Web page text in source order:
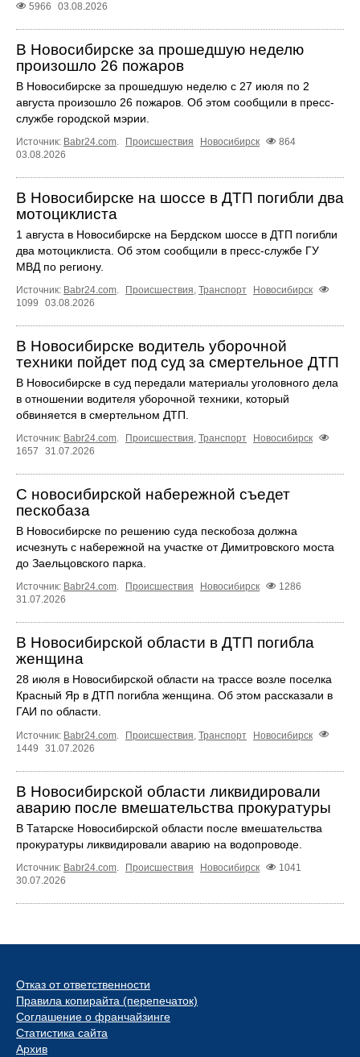
5966
03.08.2026
В Новосибирске за прошедшую неделю
произошло 26 пожаров
В Новосибирске за прошедшую неделю с 27 июля по 2
августа произошло 26 пожаров. Об этом сообщили в пресс-
службе городской мэрии.
Источник: Babr24.com. Происшествия Новосибирск
864
03.08.2026
В Новосибирске на шоссе в ДТП погибли два
мотоциклиста
1 августа в Новосибирске на Бердском шоссе в ДТП погибли
два мотоциклиста. Об этом сообщили в пресс-службе ГУ
МВД по региону.
Источник: Babr24.com. Происшествия, Транспорт
Новосибирск
1099
03.08.2026
В Новосибирске водитель уборочной
техники пойдет под суд за смертельное ДТП
В Новосибирске в суд передали материалы уголовного дела
в отношении водителя уборочной техники, который
обвиняется в смертельном ДТП.
Источник: Babr24.com. Происшествия, Транспорт
Новосибирск
1657
31.07.2026
С новосибирской набережной съедет
пескобаза
В Новосибирске по решению суда пескобоза должна
исчезнуть с набережной на участке от Димитровского моста
до Заельцовского парка.
Источник: Babr24.com. Происшествия Новосибирск
1286
31.07.2026
В Новосибирской области в ДТП погибла
женщина
28 июля в Новосибирской области на трассе возле поселка
Красный Яр в ДТП погибла женщина. Об этом рассказали в
ГАИ по области.
Источник: Babr24.com Происшествия Транспорт
Новосибирск
1449
31.07.2026
В Новосибирской области ликвидировали
аварию после вмешательства прокуратуры
В Татарске Новосибирской области после вмешательства
прокуратуры ликвидировали аварию на водопроводе.
Источник: Babr24.com Происшествия Новосибирск
1041
30.07.2026
Отказ от ответственности
Правила копирайта (перепечаток)
Соглашение о франчайзинге
Статистика сайта
Архив